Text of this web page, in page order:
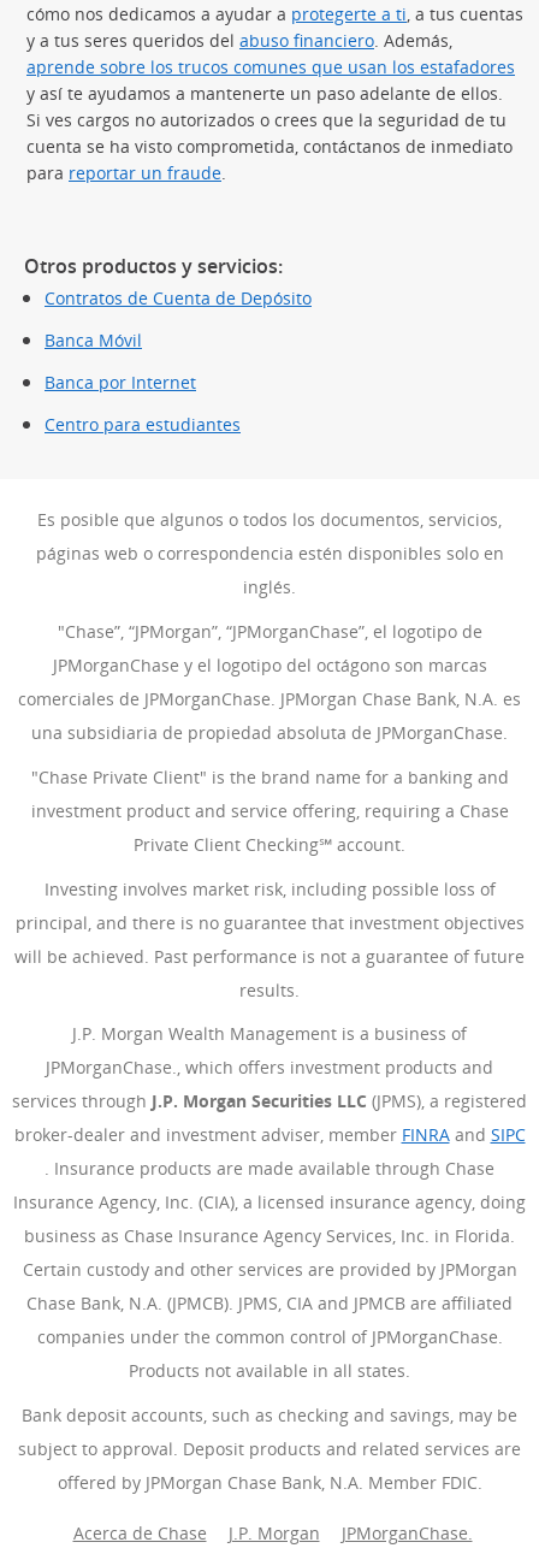
cómo nos dedicamos a ayudar a protegerte a ti , a tus cuentas
y a tus seres queridos del abuso financiero . Además,
aprende sobre los trucos comunes que usan los estafadores
y así te ayudamos a mantenerte un paso adelante de ellos.
Si ves cargos no autorizados o crees que la seguridad de tu
cuenta se ha visto comprometida, contáctanos de inmediato
para reportar un fraude
Otros productos y servicios:
Contratos de Cuenta de Depósito
Banca Móvil
Banca por Internet
Centro para estudiantes
Es posible que algunos o todos los documentos, servicios,
páginas web o correspondencia estén disponibles solo en
inglés.
"Chase”, “JPMorgan”, “JPMorganChase”, el logotipo de
JPMorganChase y el logotipo del octágono son marcas
comerciales de JPMorganChase. JPMorgan Chase Bank, N.A. es
una subsidiaria de propiedad absoluta de JPMorganChase.
"Chase Private Client" is the brand name for a banking and
investment product and service offering, requiring a Chase
Private Client Checking℠ account.
Investing involves market risk, including possible loss of
principal, and there is no guarantee that investment objectives
will be achieved. Past performance is not a guarantee of future
results.
J.P. Morgan Wealth Management is a business of
JPMorganChase., which offers investment products and
services through J.P. Morgan Securities LLC (JPMS), a registered
broker-dealer and investment adviser, member FINRA(Se abre
and SIPC
(Se abre en superposición)
. Insurance products are made available through Chase
Insurance Agency, Inc. (CIA), a licensed insurance agency, doing
business as Chase Insurance Agency Services, Inc. in Florida.
Certain custody and other services are provided by JPMorgan
Chase Bank, N.A. (JPMCB). JPMS, CIA and JPMCB are affiliated
companies under the common control of JPMorganChase.
Products not available in all states.
Bank deposit accounts, such as checking and savings, may be
subject to approval. Deposit products and related services are
offered by JPMorgan Chase Bank, N.A. Member FDIC.
Acerca de Chase J.P. Morgan (Se abre en superposición)
JPMorganChase.